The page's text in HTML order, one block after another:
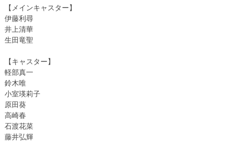
【メインキャスター】
伊藤利尋
井上清華
生田竜聖
【キャスター】
軽部真一
鈴木唯
小室瑛莉子
原田葵
高崎春
石渡花菜
藤井弘輝